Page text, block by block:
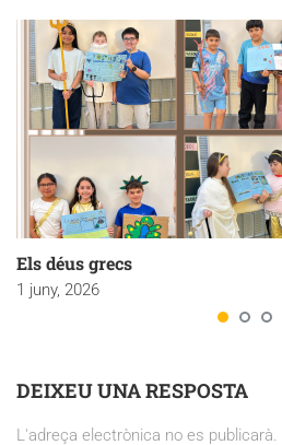
Els déus grecs
1 juny, 2026
DEIXEU UNA RESPOSTA
L'adreça electrònica no es publicarà.